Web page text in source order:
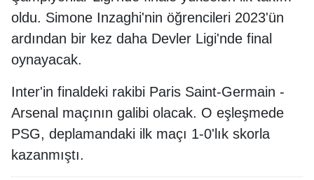
oldu. Simone Inzaghi'nin öğrencileri 2023'ün
ardından bir kez daha Devler Ligi'nde final
oynayacak.
Inter'in finaldeki rakibi Paris Saint-Germain -
Arsenal maçının galibi olacak. O eşleşmede
PSG, deplamandaki ilk maçı 1-0'lık skorla
kazanmıştı.